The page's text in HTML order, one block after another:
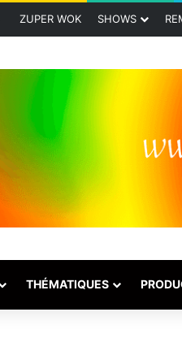
ZUPER WOK SHOWS
THÉMATIQUES